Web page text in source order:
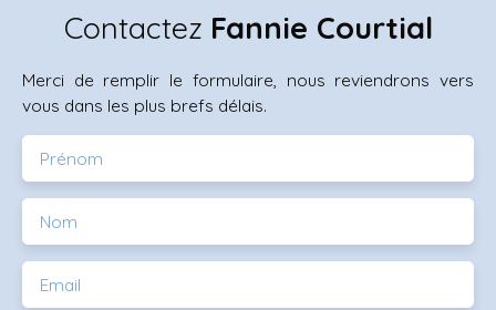
Contactez Fannie Courtial
Merci de remplir le formulaire, nous reviendrons vers
vous dans les plus brefs délais.
Prénom
Nom
Email